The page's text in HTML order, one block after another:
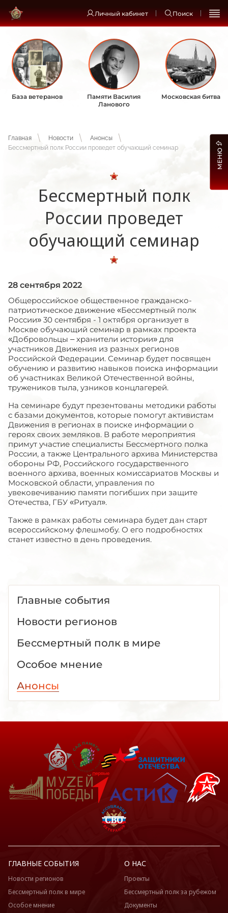
Личный кабинет Поиск
База ветеранов
Памяти Василия
Ланового
Московская битва
Главная Новости
Анонсы
Бессмертный полк России проведет обучающий семинар
Бессмертный полк
России проведет
обучающий семинар
28 сентября 2022
Общероссийское общественное гражданско-
патриотическое движение «Бессмертный полк
России» 30 сентября - 1 октября организует в
Москве обучающий семинар в рамках проекта
«Добровольцы – хранители истории» для
участников Движения из разных регионов
Российской Федерации. Семинар будет посвящен
обучению и развитию навыков поиска информации
об участниках Великой Отечественной войны,
тружеников тыла, узников концлагерей.
На семинаре будут презентованы методики работы
с базами документов, которые помогут активистам
Движения в регионах в поиске информации о
героях своих земляков. В работе мероприятия
примут участие специалисты Бессмертного полка
России, а также Центрального архива Министерства
обороны РФ, Российского государственного
военного архива, военных комиссариатов Москвы и
Московской области, управления по
увековечиванию памяти погибших при защите
Отечества, ГБУ «Ритуал».
Также в рамках работы семинара будет дан старт
всероссийскому флешмобу. О его подробностях
станет известно в день проведения.
Главные события
Новости регионов
Бессмертный полк в мире
Особое мнение
Анонсы
МЕНЮ
ГЛАВНЫЕ СОБЫТИЯ
Новости регионов
Бессмертный полк в мире
Особое мнение
О НАС
Проекты
Бессмертный полк за рубежом
Документы